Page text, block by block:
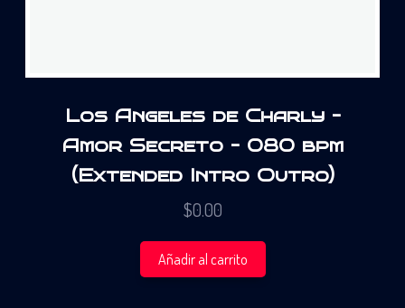
Los Angeles de Charly –
Amor Secreto – 080 bpm
(Extended Intro Outro)
$0.00
Añadir al carrito